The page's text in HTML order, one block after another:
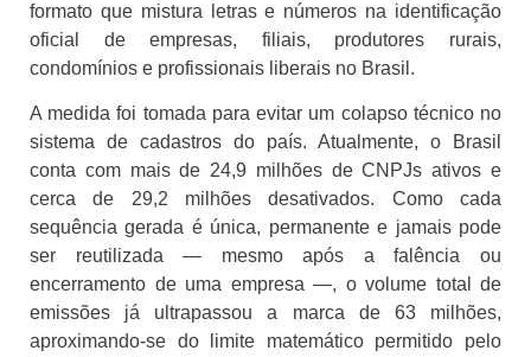
formato que mistura letras e números na identificação
oficial de empresas, filiais, produtores rurais,
condomínios e profissionais liberais no Brasil.
A medida foi tomada para evitar um colapso técnico no
sistema de cadastros do país. Atualmente, o Brasil
conta com mais de 24,9 milhões de CNPJs ativos e
cerca de 29,2 milhões desativados. Como cada
sequência gerada é única, permanente e jamais pode
ser reutilizada — mesmo após a falência ou
encerramento de uma empresa —, o volume total de
emissões já ultrapassou a marca de 63 milhões,
aproximando-se do limite matemático permitido pelo